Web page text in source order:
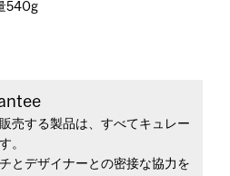
540g
売する製品は、すべてキュレー
。
とデザイナーとの密接な協力を